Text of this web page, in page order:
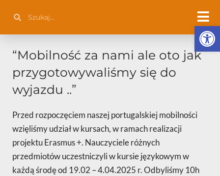
treści
“Mobilność za nami ale oto jak
przygotowywaliśmy się do
wyjazdu ..”
Przed rozpoczęciem naszej portugalskiej mobilności
wzięliśmy udział w kursach, w ramach realizacji
projektu Erasmus +. Nauczyciele różnych
przedmiotów uczestniczyli w kursie językowym w
każdą środę od 19.02 – 4.04.2025 r. Odbyliśmy 10h